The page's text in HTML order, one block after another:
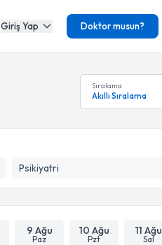
Giriş Yap Doktor musun?
Sıralama
Akıllı Sıralama
Psikiyatri
9 Ağu
Paz
10 Ağu
Pzt
11 Ağu
Sal